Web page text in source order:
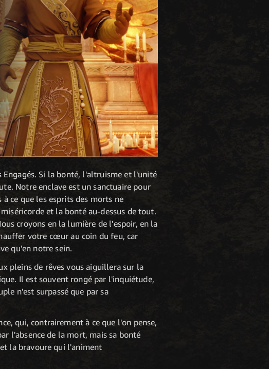
Engagés. Si la bonté, l'altruisme et l'unité
Notre enclave est un sanctuaire pour
ce que les esprits des morts ne
et la bonté au-dessus de tout.
croyons en la lumière de l'espoir, en la
votre cœur au coin du feu, car
qu'en notre sein.
pleins de rêves vous aiguillera sur la
Il est souvent rongé par l'inquiétude,
n'est surpassé que par sa
qui, contrairement à ce que l'on pense,
l'absence de la mort, mais sa bonté
la bravoure qui l'animent